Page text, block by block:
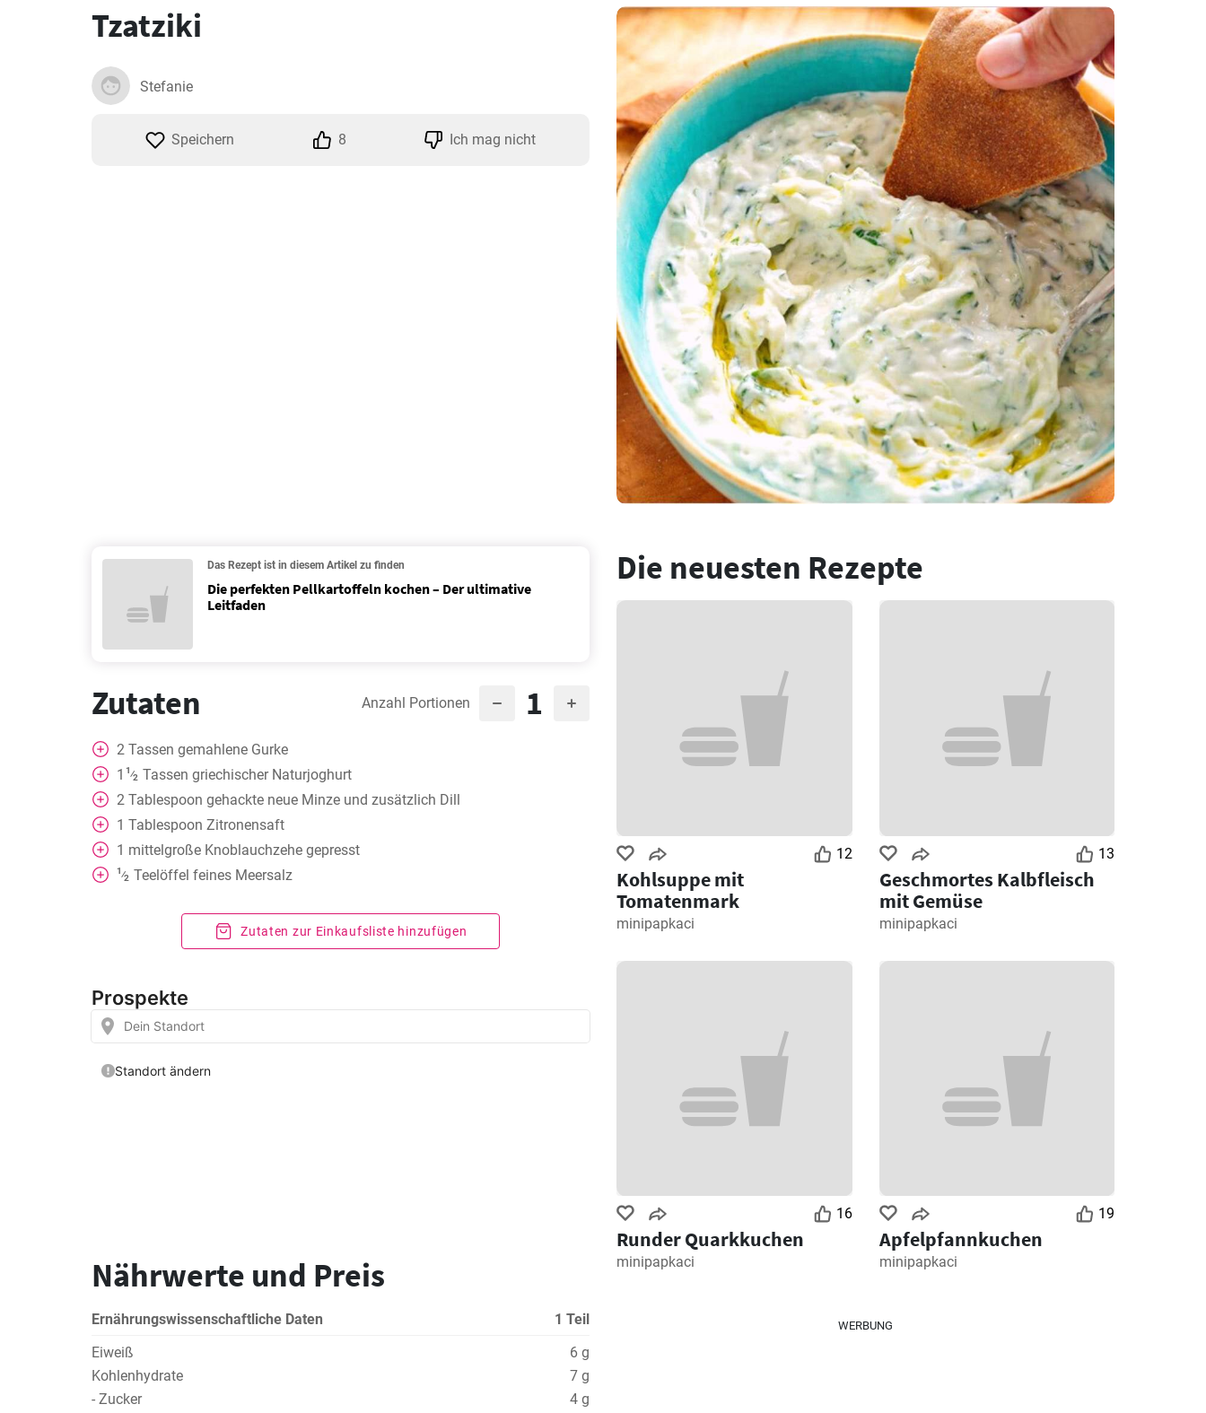
Tzatziki
Stefanie
Speichern 8 Ich mag nicht
Das Rezept ist in diesem Artikel zu finden
Die perfekten Pellkartoffeln kochen – Der ultimative
Leitfaden
Zutaten Anzahl Portionen 1
2 Tassen gemahlene Gurke
1 1⁄2 Tassen griechischer Naturjoghurt
2 Tablespoon gehackte neue Minze und zusätzlich Dill
1 Tablespoon Zitronensaft
1 mittelgroße Knoblauchzehe gepresst
1⁄2 Teelöffel feines Meersalz
Zutaten zur Einkaufsliste hinzufügen
Nährwerte und Preis
Ernährungswissenschaftliche Daten
1 Teil
Eiweiß
6 g
Kohlenhydrate
7 g
- Zucker
4 g
Die neuesten Rezepte
12
Kohlsuppe mit
Tomatenmark
minipapkaci
13
Geschmortes Kalbfleisch
mit Gemüse
minipapkaci
16
Runder Quarkkuchen
minipapkaci
19
Apfelpfannkuchen
minipapkaci
WERBUNG